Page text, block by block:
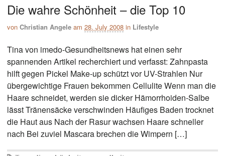
Die wahre Schönheit – die Top 10
von Christian Angele am 28. July 2008 in Lifestyle
Tina von imedo-Gesundheitsnews hat einen sehr
spannenden Artikel recherchiert und verfasst: Zahnpasta
hilft gegen Pickel Make-up schützt vor UV-Strahlen Nur
übergewichtige Frauen bekommen Cellulite Wenn man die
Haare schneidet, werden sie dicker Hämorrhoiden-Salbe
lässt Tränensäcke verschwinden Häufiges Baden trocknet
die Haut aus Nach der Rasur wachsen Haare schneller
nach Bei zuviel Mascara brechen die Wimpern […]